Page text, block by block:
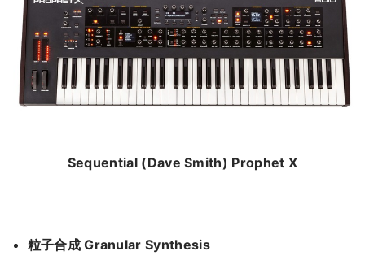
Sequential (Dave Smith) Prophet X
粒子合成 Granular Synthesis